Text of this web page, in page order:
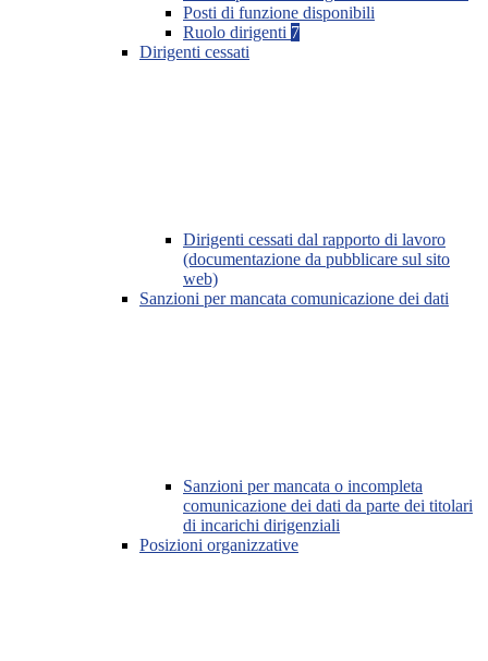
Posti di funzione disponibili
Ruolo dirigenti 7
Dirigenti cessati
Dirigenti cessati dal rapporto di lavoro
(documentazione da pubblicare sul sito
web)
Sanzioni per mancata comunicazione dei dati
Sanzioni per mancata o incompleta
comunicazione dei dati da parte dei titolari
di incarichi dirigenziali
Posizioni organizzative